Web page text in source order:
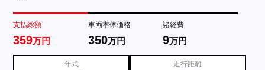
支払総額
359万円
車両本体価格
350万円
諸経費
9万円
年式 走行距離